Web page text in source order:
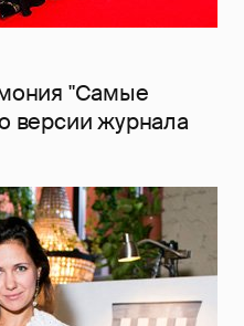
"Самые
версии журнала